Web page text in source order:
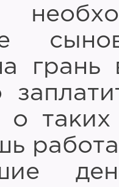
грань
таких